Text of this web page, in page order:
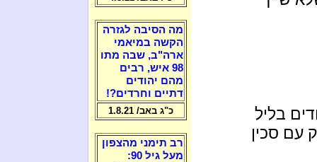
בליל
עם סכין
מה הסיבה לגזרה
הקשה במיאמי
ארה"ב, שבה מתו
98 איש, רבים
מהם יהודים
דתיים וחרדים?!
כ"ג באב/ 1.8.21
רב תימני מהצפון
מעל גיל 90: